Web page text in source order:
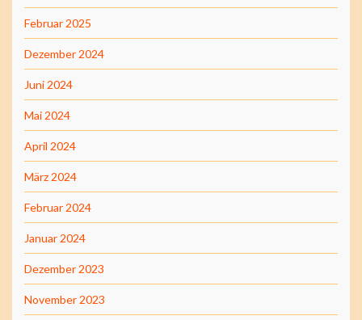
Februar 2025
Dezember 2024
Juni 2024
Mai 2024
April 2024
März 2024
Februar 2024
Januar 2024
Dezember 2023
November 2023